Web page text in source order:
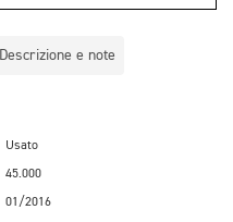
Descrizione e note
Usato
45.000
01/2016